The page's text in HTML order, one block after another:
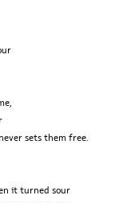
sets them free.
it turned sour